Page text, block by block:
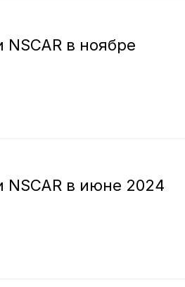
в ноябре
в июне 2024